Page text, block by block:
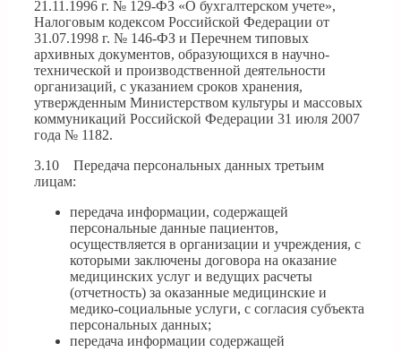
21.11.1996 г. № 129-ФЗ «О бухгалтерском учете»,
Налоговым кодексом Российской Федерации от
31.07.1998 г. № 146-ФЗ и Перечнем типовых
архивных документов, образующихся в научно-
технической и производственной деятельности
организаций, с указанием сроков хранения,
утвержденным Министерством культуры и массовых
коммуникаций Российской Федерации 31 июля 2007
года № 1182.
3.10 Передача персональных данных третьим
лицам:
передача информации, содержащей
персональные данные пациентов,
осуществляется в организации и учреждения, с
которыми заключены договора на оказание
медицинских услуг и ведущих расчеты
(отчетность) за оказанные медицинские и
медико-социальные услуги, с согласия субъекта
персональных данных;
передача информации содержащей